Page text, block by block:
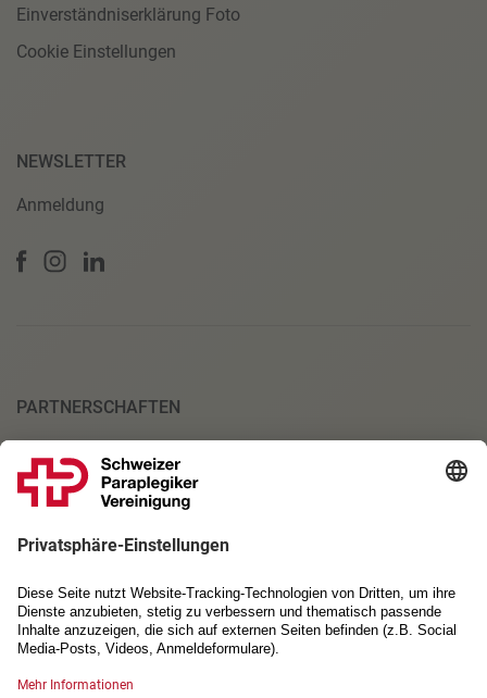
Einverständniserklärung Foto
Cookie Einstellungen
NEWSLETTER
Anmeldung
PARTNERSCHAFTEN